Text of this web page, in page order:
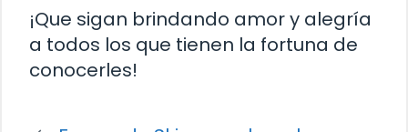
¡Que sigan brindando amor y alegría
a todos los que tienen la fortuna de
conocerles!